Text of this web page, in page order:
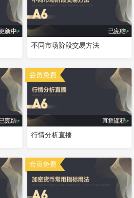
新中 已完结
不同市场阶段交易方法
已完结 直播课程
行情分析直播